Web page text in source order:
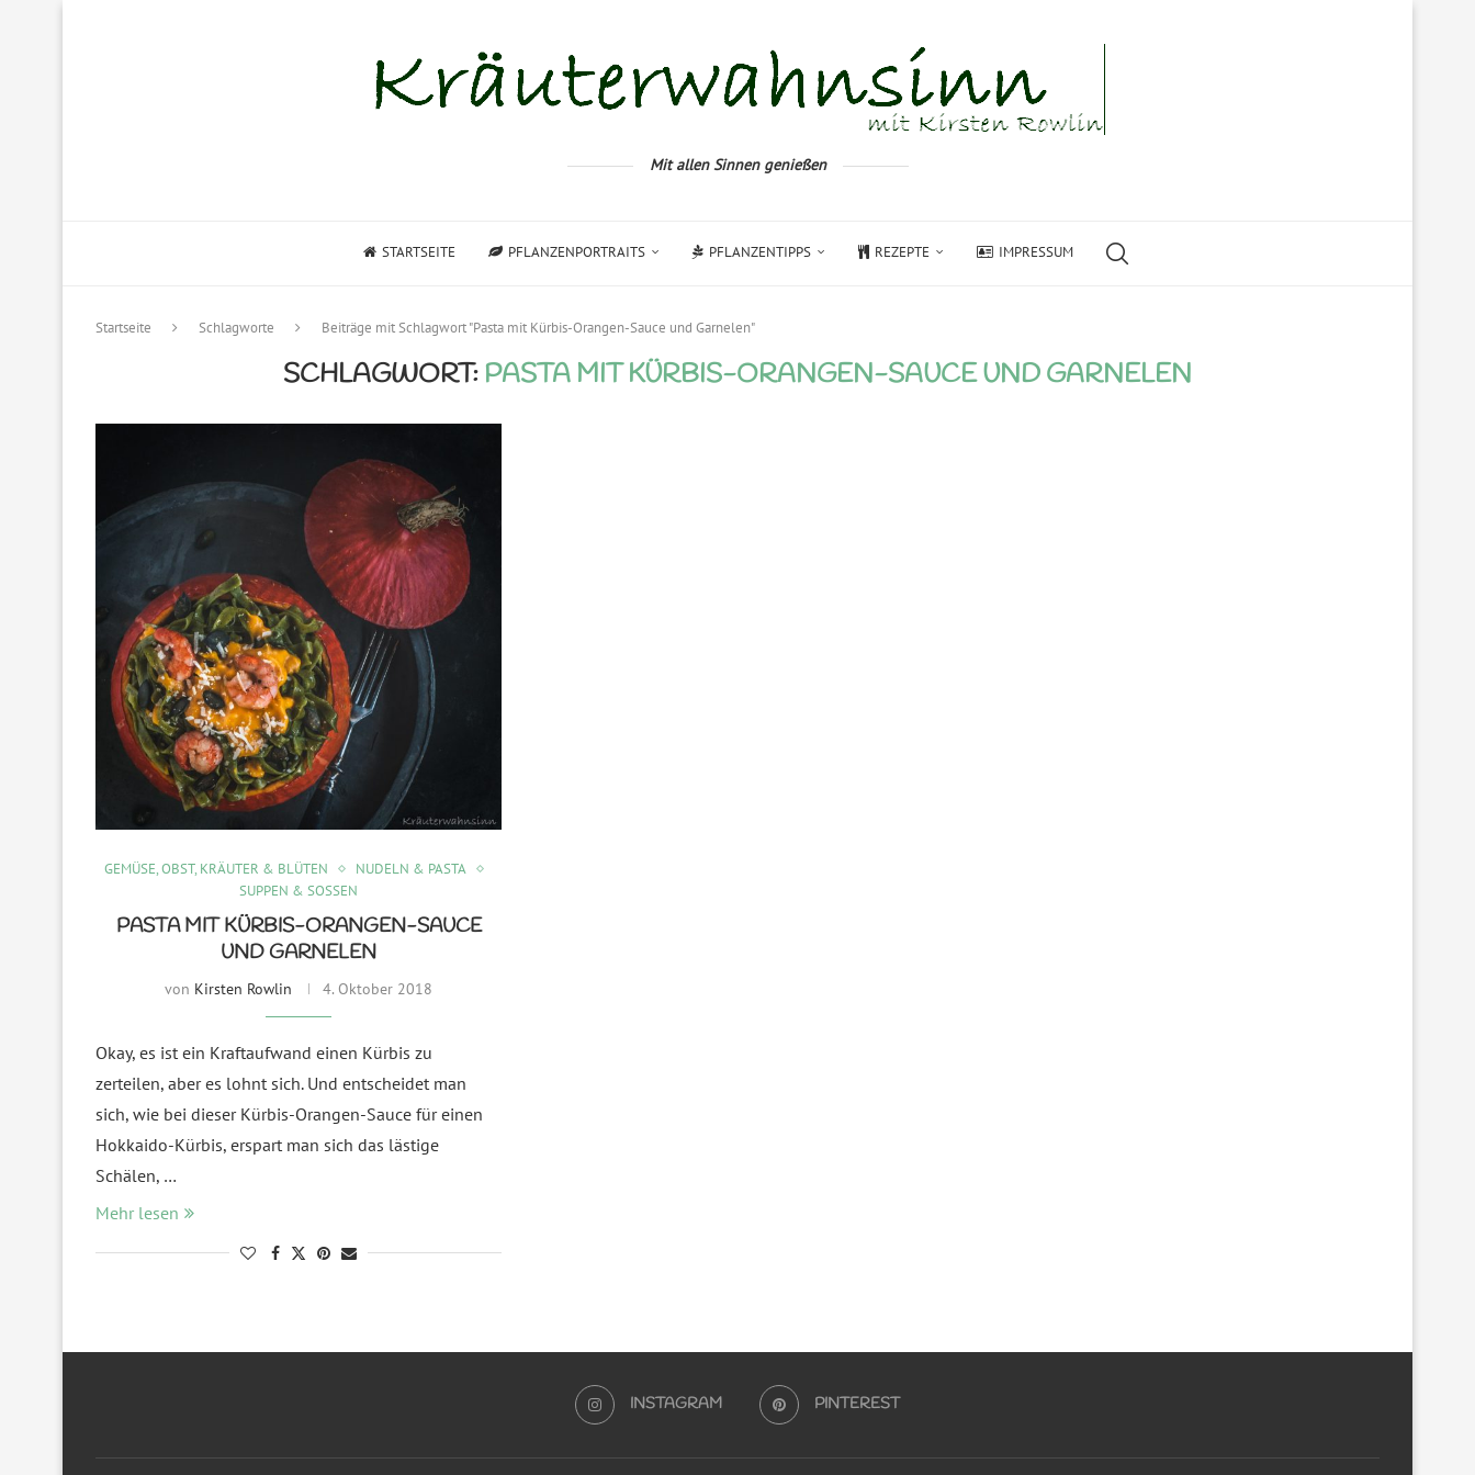
Mit allen Sinnen genießen
STARTSEITE PFLANZENPORTRAITS PFLANZENTIPPS REZEPTE IMPRESSUM
Startseite Schlagworte Beiträge mit Schlagwort "Pasta mit Kürbis-Orangen-Sauce und Garnelen"
SCHLAGWORT:PASTA MIT KÜRBIS-ORANGEN-SAUCE UND GARNELEN
GEMÜSE, OBST, KRÄUTER & BLÜTEN
NUDELN & PASTA
SUPPEN & SOSSEN
PASTA MIT KÜRBIS-ORANGEN-SAUCE
UND GARNELEN
von Kirsten Rowlin 4. Oktober 2018
Okay, es ist ein Kraftaufwand einen Kürbis zu
zerteilen, aber es lohnt sich. Und entscheidet man
sich, wie bei dieser Kürbis-Orangen-Sauce für einen
Hokkaido-Kürbis, erspart man sich das lästige
Schälen, …
Mehr lesen
INSTAGRAM PINTEREST